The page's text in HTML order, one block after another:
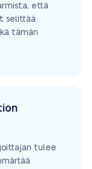
että
selittää
tämän
tulee